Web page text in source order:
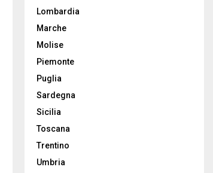
Lombardia
Marche
Molise
Piemonte
Puglia
Sardegna
Sicilia
Toscana
Trentino
Umbria